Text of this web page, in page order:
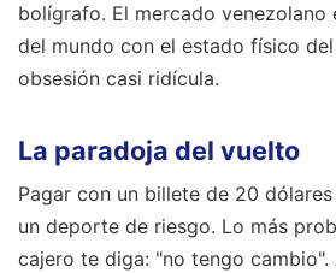
bolígrafo. El mercado venezolano
del mundo con el estado físico del
obsesión casi ridícula.
La paradoja del vuelto
Pagar con un billete de 20
un deporte de riesgo. Lo más
cajero te diga: "no tengo cambio".